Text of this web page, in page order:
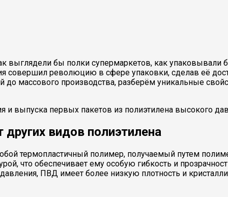
выглядели бы полки супермаркетов, как упаковывали
совершил революцию в сфере упаковки, сделав её
массового производства, разберём уникальные
видов полиэтилена
термопластичный полимер, получаемый путем
что обеспечивает ему особую гибкость и
ПВД имеет более низкую плотность и